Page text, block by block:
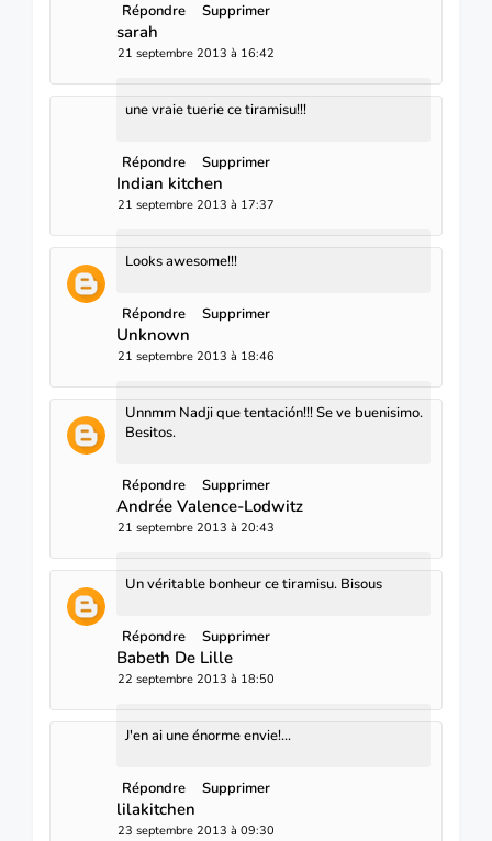
Répondre Supprimer
sarah
21 septembre 2013 à 16:42
une vraie tuerie ce tiramisu!!!
Répondre Supprimer
Indian kitchen
21 septembre 2013 à 17:37
Looks awesome!!!
Répondre Supprimer
Unknown
21 septembre 2013 à 18:46
Unnmm Nadji que tentación!!! Se ve buenisimo.
Besitos.
Répondre Supprimer
Andrée Valence-Lodwitz
21 septembre 2013 à 20:43
Un véritable bonheur ce tiramisu. Bisous
Répondre Supprimer
Babeth De Lille
22 septembre 2013 à 18:50
J'en ai une énorme envie!...
Répondre Supprimer
lilakitchen
23 septembre 2013 à 09:30